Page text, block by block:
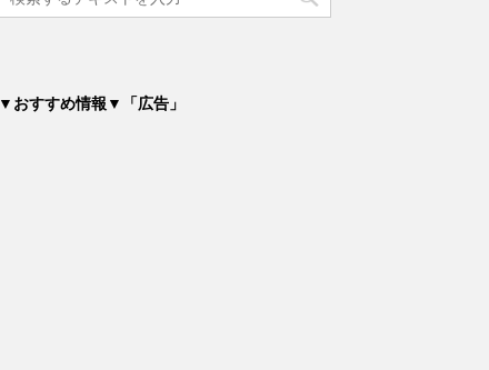
▼おすすめ情報▼「広告」